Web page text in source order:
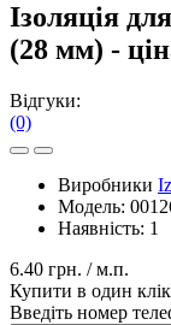
Ізоляція
(28 мм) -
Відгуки:
(0)
Виробники
Модель:
Наявність: 1
6.40 грн. / м.п.
Купити в один клік
Введіть номер